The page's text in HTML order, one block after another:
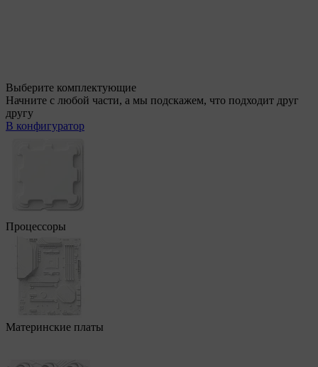
Выберите комплектующие
Начните с любой части, а мы подскажем, что подходит друг
другу
В конфигуратор
Процессоры
Материнские платы